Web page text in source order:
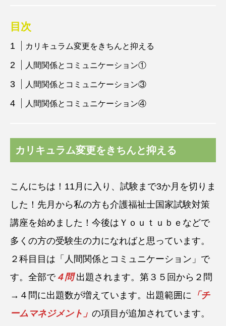
目次
カリキュラム変更をきちんと抑える
人間関係とコミュニケーション①
人間関係とコミュニケーション③
人間関係とコミュニケーション④
カリキュラム変更をきちんと抑える
こんにちは！11月に入り、試験まで3か月を切りま
した！先月から私の方も介護福祉士国家試験対策
講座を始めました！今後はＹｏｕｔｕｂｅなどで
多くの方の受験生の力になればと思っています。
２科目目は「人間関係とコミュニケーション」で
す。全部で４問出題されます。第３５回から２問
→４問に出題数が増えています。出題範囲に 「チ
ームマネジメント」 の項目が追加されています。